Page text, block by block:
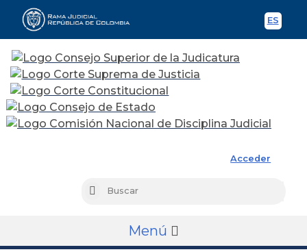
ES
Acceder
Buscar
Menú